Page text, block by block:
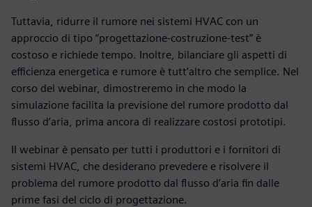
Tuttavia, ridurre il rumore nei sistemi HVAC con un
approccio di tipo “progettazione-costruzione-test” è
costoso e richiede tempo. Inoltre, bilanciare gli aspetti di
efficienza energetica e rumore è tutt’altro che semplice. Nel
corso del webinar, dimostreremo in che modo la
simulazione facilita la previsione del rumore prodotto dal
flusso d’aria, prima ancora di realizzare costosi prototipi.
Il webinar è pensato per tutti i produttori e i fornitori di
sistemi HVAC, che desiderano prevedere e risolvere il
problema del rumore prodotto dal flusso d’aria fin dalle
prime fasi del ciclo di progettazione.